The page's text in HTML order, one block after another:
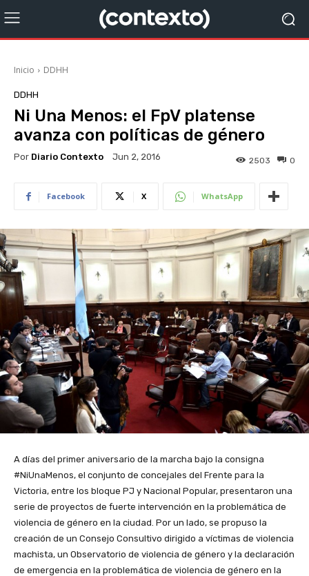
Inicio DDHH
DDHH
Ni Una Menos: el FpV platense
avanza con políticas de género
Por Diario Contexto Jun 2, 2016 0
2503
Facebook X WhatsApp
A días del primer aniversario de la marcha bajo la consigna
#NiUnaMenos, el conjunto de concejales del Frente para la
Victoria, entre los bloque PJ y Nacional Popular, presentaron una
serie de proyectos de fuerte intervención en la problemática de
violencia de género en la ciudad. Por un lado, se propuso la
creación de un Consejo Consultivo dirigido a víctimas de violencia
machista, un Observatorio de violencia de género y la declaración
de emergencia en la problemática de violencia de género en la